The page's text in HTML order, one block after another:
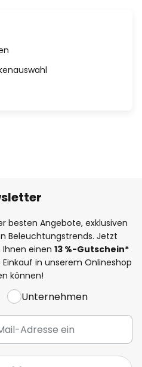
besten Angebote, exklusiven
Beleuchtungstrends. Jetzt
einen 13 %-Gutschein*
in unserem Onlineshop
können!
Unternehmen